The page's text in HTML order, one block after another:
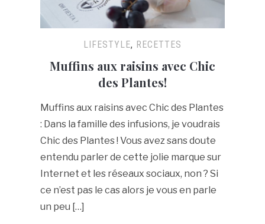
LIFESTYLE, RECETTES
Muffins aux raisins avec Chic
des Plantes!
Muffins aux raisins avec Chic des Plantes
: Dans la famille des infusions, je voudrais
Chic des Plantes ! Vous avez sans doute
entendu parler de cette jolie marque sur
Internet et les réseaux sociaux, non ? Si
ce n’est pas le cas alors je vous en parle
un peu […]